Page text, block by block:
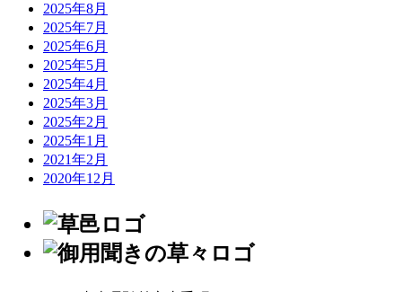
2025年8月
2025年7月
2025年6月
2025年5月
2025年4月
2025年3月
2025年2月
2025年1月
2021年2月
2020年12月